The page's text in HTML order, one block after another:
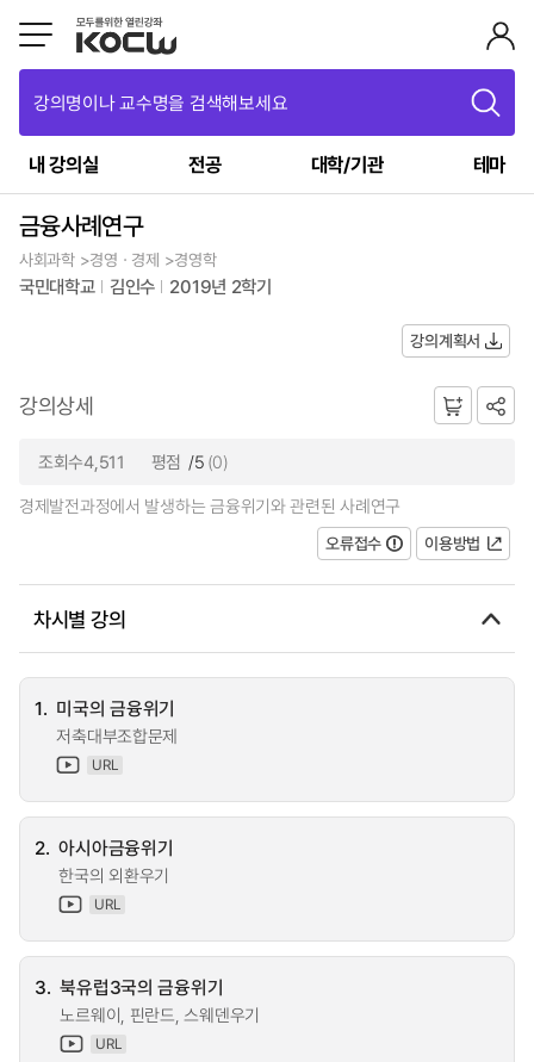
강의명이나 교수명을 검색해보세요
내 강의실 전공 대학/기관 테마
금융사례연구
사회과학 >경영ㆍ경제 >경영학
국민대학교 김인수 2019년 2학기
강의계획서
강의상세
조회수4,511 평점 /5 (0)
경제발전과정에서 발생하는 금융위기와 관련된 사례연구
오류접수
이용방법
차시별 강의
1. 미국의 금융위기
저축대부조합문제
URL
2. 아시아금융위기
한국의 외환우기
URL
3. 북유럽3국의 금융위기
노르웨이, 핀란드, 스웨덴우기
URL